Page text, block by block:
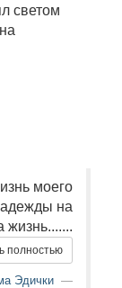
светом
моего
на
жизнь.......
полностью
Эдички